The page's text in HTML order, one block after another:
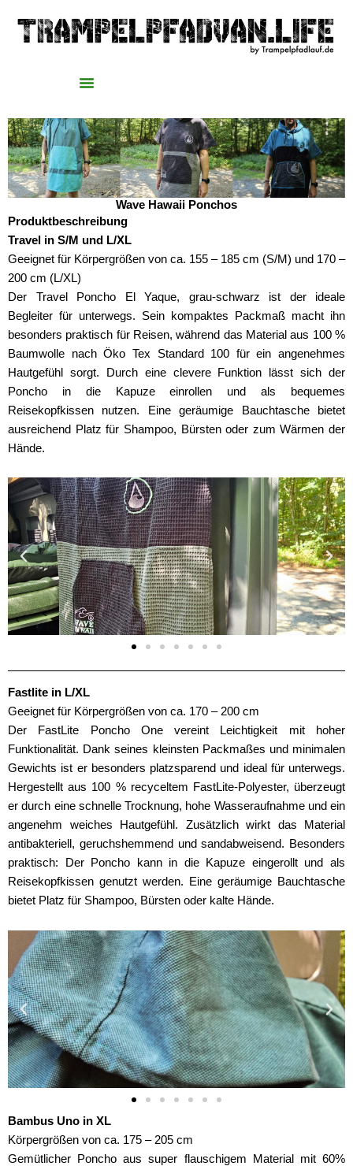
Inhalt
springen
Wave Hawaii Ponchos
Produktbeschreibung
Travel in S/M und L/XL
Geeignet für Körpergrößen von ca. 155 – 185 cm (S/M) und 170 –
200 cm (L/XL)
Der Travel Poncho El Yaque, grau-schwarz ist der ideale
Begleiter für unterwegs. Sein kompaktes Packmaß macht ihn
besonders praktisch für Reisen, während das Material aus 100 %
Baumwolle nach Öko Tex Standard 100 für ein angenehmes
Hautgefühl sorgt. Durch eine clevere Funktion lässt sich der
Poncho in die Kapuze einrollen und als bequemes
Reisekopfkissen nutzen. Eine geräumige Bauchtasche bietet
ausreichend Platz für Shampoo, Bürsten oder zum Wärmen der
Hände.
Fastlite in L/XL
Geeignet für Körpergrößen von ca. 170 – 200 cm
Der FastLite Poncho One vereint Leichtigkeit mit hoher
Funktionalität. Dank seines kleinsten Packmaßes und minimalen
Gewichts ist er besonders platzsparend und ideal für unterwegs.
Hergestellt aus 100 % recyceltem FastLite-Polyester, überzeugt
er durch eine schnelle Trocknung, hohe Wasseraufnahme und ein
angenehm weiches Hautgefühl. Zusätzlich wirkt das Material
antibakteriell, geruchshemmend und sandabweisend. Besonders
praktisch: Der Poncho kann in die Kapuze eingerollt und als
Reisekopfkissen genutzt werden. Eine geräumige Bauchtasche
bietet Platz für Shampoo, Bürsten oder kalte Hände.
Bambus Uno in XL
Körpergrößen von ca. 175 – 205 cm
Gemütlicher Poncho aus super flauschigem Material mit 60%